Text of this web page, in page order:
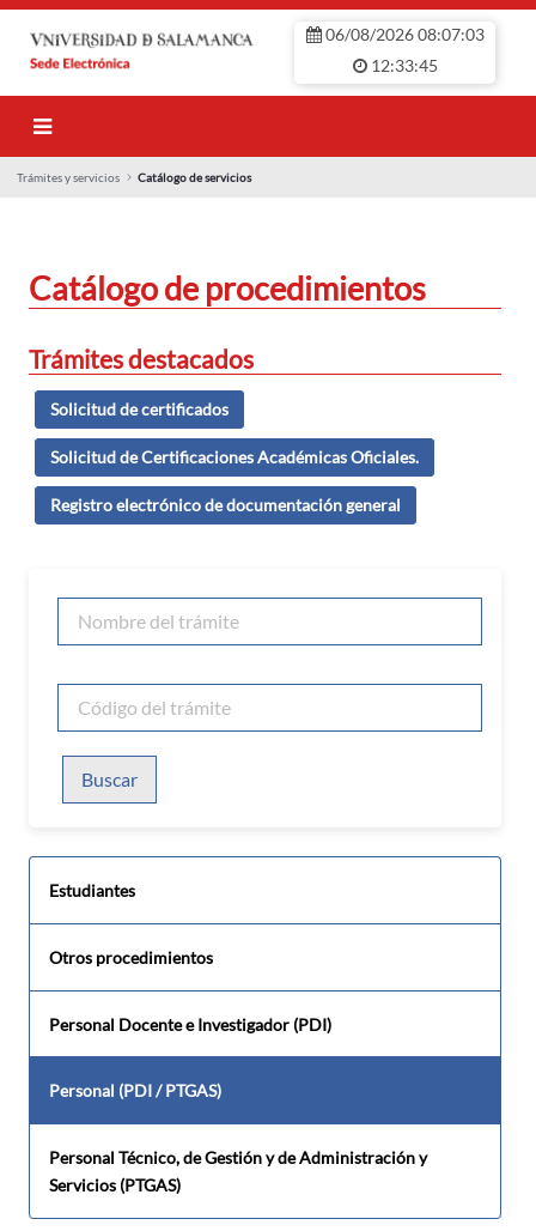
06/08/2026 08:07:03
12:33:45
Trámites y servicios Catálogo de servicios
Catálogo de procedimientos
Trámites destacados
Solicitud de certificados
Solicitud de Certificaciones Académicas Oficiales.
Registro electrónico de documentación general
Buscar
Estudiantes
Otros procedimientos
Personal Docente e Investigador (PDI)
Personal (PDI / PTGAS)
Personal Técnico, de Gestión y de Administración y
Servicios (PTGAS)